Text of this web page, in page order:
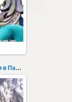
В Логово Дракона фото экскурсии в Паттайе 181